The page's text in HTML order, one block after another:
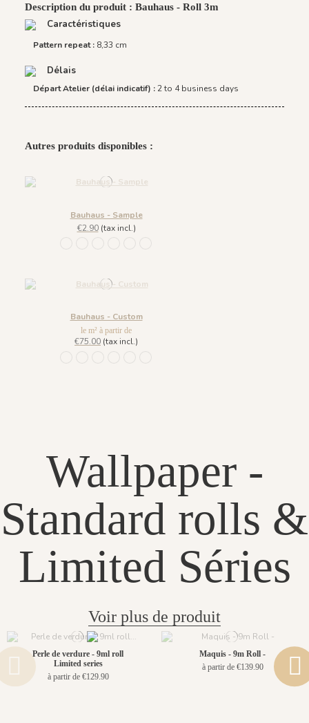
Description du produit : Bauhaus - Roll 3m
Caractéristiques
Pattern repeat : 8,33 cm
Délais
Départ Atelier (délai indicatif) :2 to 4 business days
Autres produits disponibles :
Bauhaus - Sample
€2.90(tax incl.)
Bauhaus - Custom
le m² à partir de
€75.00 (tax incl.)
Wallpaper -
Standard rolls &
Limited Séries
Voir plus de produit
Perle de verdure - 9ml roll
Limited series
à partir de €129.90
Maquis - 9m Roll -
à partir de €139.90